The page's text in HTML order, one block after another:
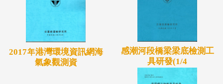
2017年港灣環境資訊網海
氣象觀測資
感潮河段橋梁梁底檢測工
具研發(1/4